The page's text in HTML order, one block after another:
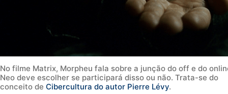
No filme Matrix, Morpheu fala sobre a junção do off e do
Neo deve escolher se participará disso ou não. Trata-se do
conceito de Cibercultura do autor Pierre Lévy.